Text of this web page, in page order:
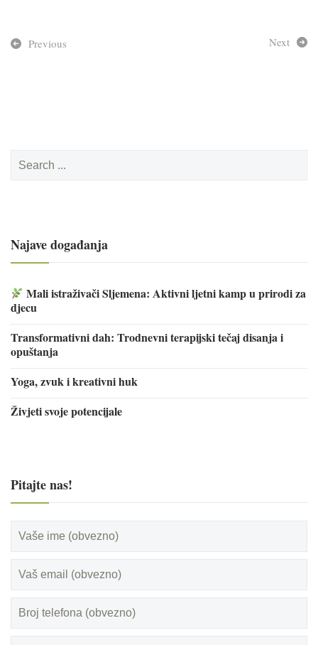
Previous Next
for:
Najave događanja
Mali istraživači Sljemena: Aktivni ljetni kamp u prirodi za
djecu
Transformativni dah: Trodnevni terapijski tečaj disanja i
opuštanja
Yoga, zvuk i kreativni huk
Živjeti svoje potencijale
Pitajte nas!